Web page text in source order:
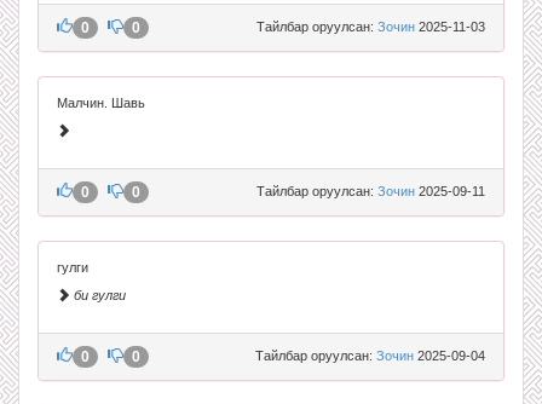
Тайлбар оруулсан: Зочин 2025-11-03
0 0
Малчин. Шавь
Тайлбар оруулсан: Зочин 2025-09-11
0 0
гулги
би гулги
Тайлбар оруулсан: Зочин 2025-09-04
0 0